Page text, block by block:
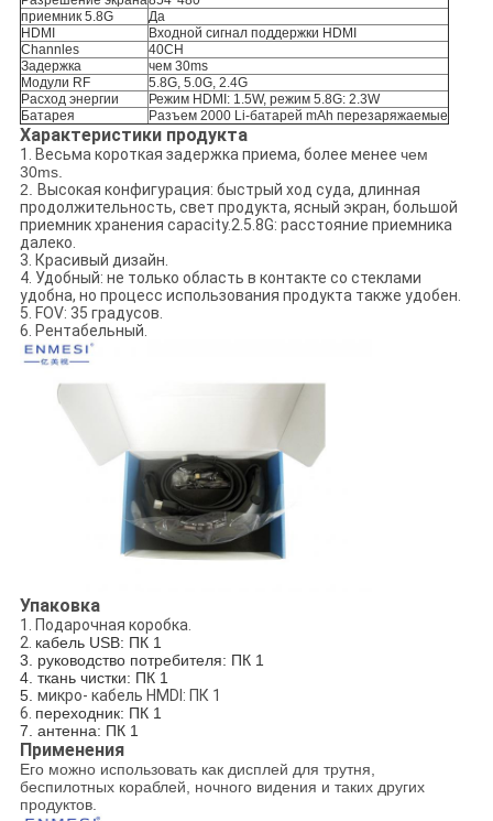
приемник 5.8G
Да
HDMI
Входной сигнал поддержки HDMI
Channles
40CH
Задержка
чем 30ms
Модули RF
5.8G, 5.0G, 2.4G
Расход энергии
Режим HDMI: 1.5W, режим 5.8G: 2.3W
Батарея
Разъем 2000 Li-батарей mAh перезаряжаемые
Характеристики продукта
1. Весьма короткая задержка приема, более менее чем
30ms.
2. Высокая конфигурация: быстрый ход суда, длинная
продолжительность, свет продукта, ясный экран, большой
приемник хранения capacity.2.5.8G: расстояние приемника
далеко.
3. Красивый дизайн.
4. Удобный: не только область в контакте со стеклами
удобна, но процесс использования продукта также удобен.
5. FOV: 35 градусов.
6. Рентабельный.
Упаковка
1. Подарочная коробка.
2. кабель USB: ПК 1
3. руководство потребителя: ПК 1
4. ткань чистки: ПК 1
5. микро- кабель HMDI: ПК 1
6. переходник: ПК 1
7. антенна: ПК 1
Применения
Его можно использовать как дисплей для трутня,
беспилотных кораблей, ночного видения и таких других
продуктов.